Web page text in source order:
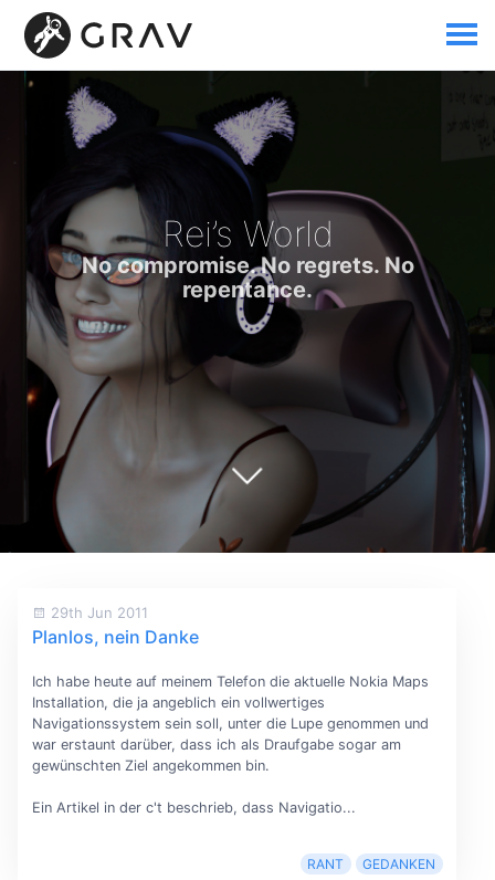
Rei’s World
No compromise. No regrets. No
repentance.
29th Jun 2011
Planlos, nein Danke
Ich habe heute auf meinem Telefon die aktuelle Nokia Maps
Installation, die ja angeblich ein vollwertiges
Navigationssystem sein soll, unter die Lupe genommen und
war erstaunt darüber, dass ich als Draufgabe sogar am
gewünschten Ziel angekommen bin.
Ein Artikel in der c't beschrieb, dass Navigatio...
RANT GEDANKEN